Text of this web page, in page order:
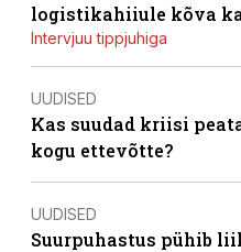
logistikahiiule kõva
Intervjuu tippjuhiga
UUDISED
Kas suudad kriisi
kogu ettevõtte?
UUDISED
Suurpuhastus pühib